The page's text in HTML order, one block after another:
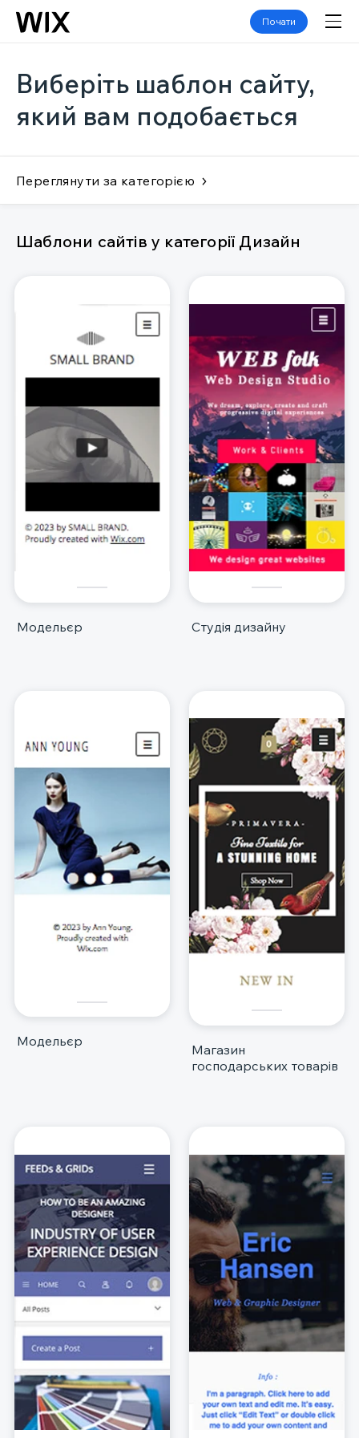
Почати
Виберіть шаблон сайту,
який вам подобається
Переглянути за категорією
Шаблони сайтів у категорії Дизайн
Модельєр Студія дизайну
Модельєр
Магазин
господарських товарів